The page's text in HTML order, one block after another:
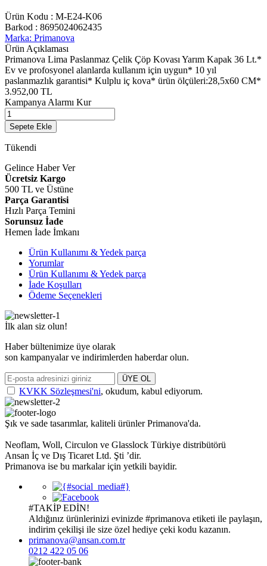
Ürün Kodu : M-E24-K06
Barkod : 8695024062435
Marka: Primanova
Ürün Açıklaması
Primanova Lima Paslanmaz Çelik Çöp Kovası Yarım Kapak 36 Lt.*
Ev ve profosyonel alanlarda kullanım için uygun* 10 yıl
paslanmazlık garantisi* Kulplu iç kova* ürün ölçüleri:28,5x60 CM*
3.952,00 TL
Kampanya Alarmı Kur
Sepete Ekle
Tükendi
Gelince Haber Ver
Ücretsiz Kargo
500 TL ve Üstüne
Parça Garantisi
Hızlı Parça Temini
Sorunsuz İade
Hemen İade İmkanı
Ürün Kullanımı & Yedek parça
Yorumlar
Ürün Kullanımı & Yedek parça
İade Koşulları
Ödeme Seçenekleri
İlk alan siz olun!
Haber bültenimize üye olarak
son kampanyalar ve indirimlerden haberdar olun.
ÜYE OL
KVKK Sözleşmesi'ni, okudum, kabul ediyorum.
Şık ve sade tasarımlar, kaliteli ürünler Primanova'da.
Neoflam, Woll, Circulon ve Glasslock Türkiye distribütörü
Ansan İç ve Dış Ticaret Ltd. Şti ’dir.
Primanova ise bu markalar için yetkili bayidir.
#TAKİP EDİN!
Aldığınız ürünlerinizi evinizde #primanova etiketi ile paylaşın,
indirim çekilişi ile size özel hediye çeki kodu kazanın.
primanova@ansan.com.tr
0212 422 05 06